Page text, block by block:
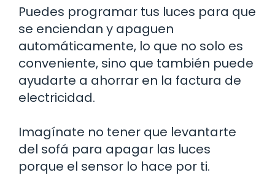
Puedes programar tus luces para que
se enciendan y apaguen
automáticamente, lo que no solo es
conveniente, sino que también puede
ayudarte a ahorrar en la factura de
electricidad.
Imagínate no tener que levantarte
del sofá para apagar las luces
porque el sensor lo hace por ti.